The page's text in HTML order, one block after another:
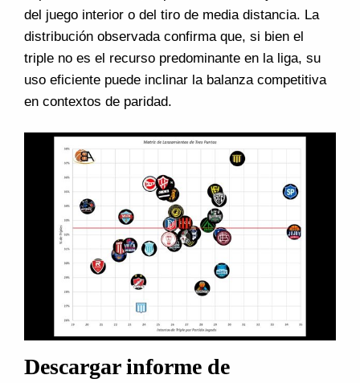
del juego interior o del tiro de media distancia. La
distribución observada confirma que, si bien el
triple no es el recurso predominante en la liga, su
uso eficiente puede inclinar la balanza competitiva
en contextos de paridad.
Descargar informe de